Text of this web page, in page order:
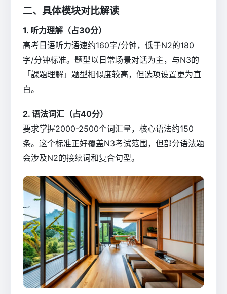
二、具体模块对比解读
1. 听力理解（占30分）
高考日语听力语速约160字/分钟，低于N2的180
字/分钟标准。题型以日常场景对话为主，与N3的
「課題理解」题型相似度较高，但选项设置更为直
白。
2. 语法词汇（占40分）
要求掌握2000-2500个词汇量，核心语法约150
条。这个标准正好覆盖N3考试范围，但部分语法题
会涉及N2的接续词和复合句型。